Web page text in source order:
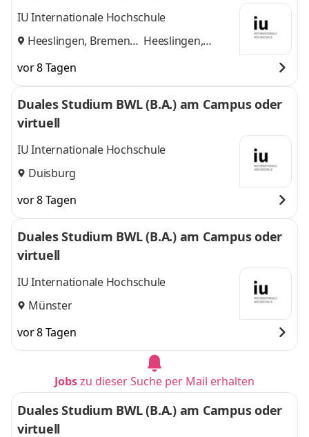
o. KG
IU Internationale Hochschule
Heeslingen, Bremen
Heeslingen,
vor 8 Tagen
Duales Studium BWL (B.A.) am Campus oder
virtuell
IU Internationale Hochschule
Duisburg
vor 8 Tagen
Duales Studium BWL (B.A.) am Campus oder
virtuell
IU Internationale Hochschule
Münster
vor 8 Tagen
Jobszu dieser Suche per Mail erhalten
Duales Studium BWL (B.A.) am Campus oder
virtuell